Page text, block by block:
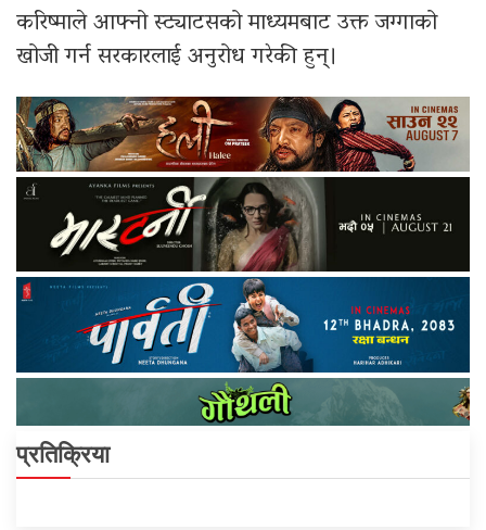
करिष्माले आफ्नो स्ट्याटसको माध्यमबाट उक्त जग्गाको
खोजी गर्न सरकारलाई अनुरोध गरेकी हुन्।
प्रतिक्रिया